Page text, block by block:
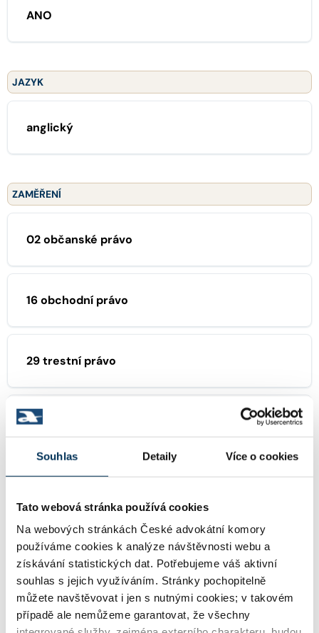
Souhlas Detaily Více o cookies
Tato webová stránka používá cookies
Na webových stránkách České advokátní komory
používáme cookies k analýze návštěvnosti webu a
získávání statistických dat. Potřebujeme váš aktivní
souhlas s jejich využíváním. Stránky pochopitelně
můžete navštěvovat i jen s nutnými cookies; v takovém
případě ale nemůžeme garantovat, že všechny
ANO
JAZYK
anglický
ZAMĚŘENÍ
02 občanské právo
16 obchodní právo
29 trestní právo
34 rozvody, společné jmění manželů
45 zdravotnické právo
OSTATNÍ ČINNOSTI ADVOKÁTA
Insolvenční správce